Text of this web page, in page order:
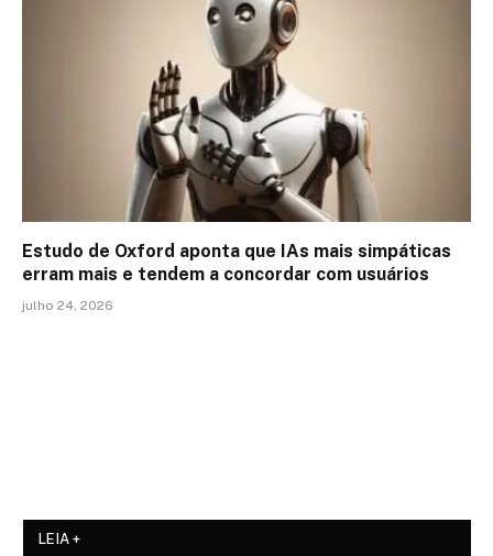
Estudo de Oxford aponta que IAs mais simpáticas
erram mais e tendem a concordar com usuários
julho 24, 2026
LEIA +